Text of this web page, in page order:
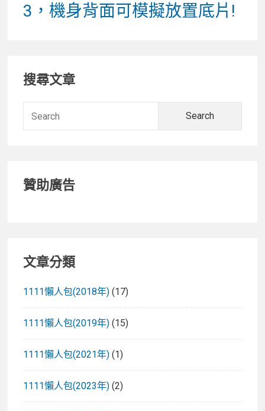
3，機身背面可模擬放置底片!
Primary
Sidebar
搜尋文章
贊助廣告
文章分類
1111懶人包(2018年) (17)
1111懶人包(2019年) (15)
1111懶人包(2021年) (1)
1111懶人包(2023年) (2)